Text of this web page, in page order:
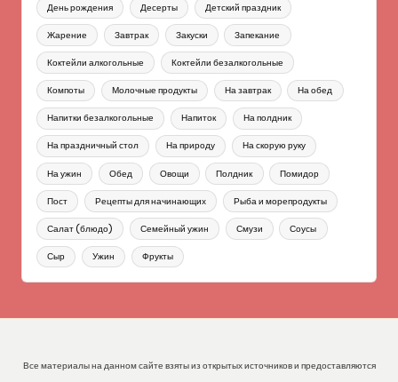
День рождения Десерты Детский праздник
Жарение Завтрак Закуски Запекание
Коктейли алкогольные Коктейли безалкогольные
Компоты Молочные продукты На завтрак На обед
Напитки безалкогольные Напиток На полдник
На праздничный стол На природу На скорую руку
На ужин Обед Овощи Полдник Помидор
Пост Рецепты для начинающих Рыба и морепродукты
Салат (блюдо) Семейный ужин Смузи Соусы
Сыр Ужин Фрукты
Все материалы на данном сайте взяты из открытых источников и предоставляются